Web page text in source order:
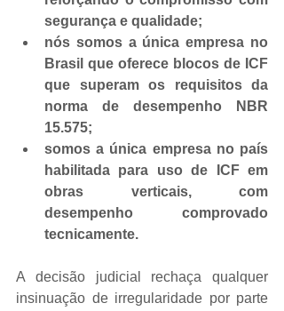
segurança e qualidade;
nós somos a única empresa no
Brasil que oferece blocos de ICF
que superam os requisitos da
norma de desempenho NBR
15.575;
somos a única empresa no país
habilitada para uso de ICF em
obras verticais, com
desempenho comprovado
tecnicamente.
A decisão judicial rechaça qualquer
insinuação de irregularidade por parte